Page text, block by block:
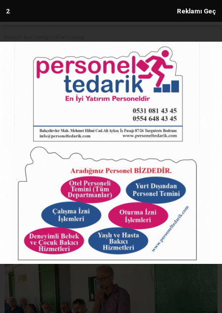
2 Reklamı Geç
Anasayfa SAMANDAĞ
Milleyha Tartışmasında Yeni
Açıklama!
(Sovtna) - Sovtna Haber Gazetesi | 28.05.2025 - 17:42, Güncelleme:
28.05.2025 - 17:42
18973+ kez okundu.
Milleyha Tartışmasında Yeni Açıklama!
ABONE OL